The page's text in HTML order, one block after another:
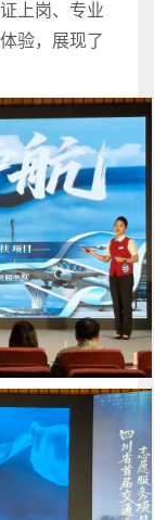
上岗、专业
验，展现了